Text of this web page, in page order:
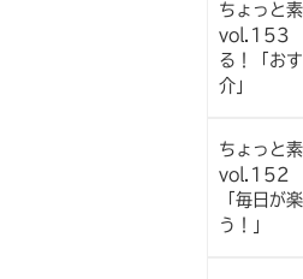
ちょっと
vol.153 ◎
る！「お
介」
ちょっと
vol.152 ◎
「毎日が
う！」